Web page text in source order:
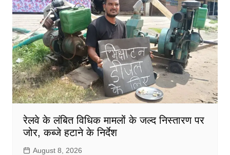
रेलवे के लंबित विधिक मामलों के जल्द निस्तारण पर
जोर, कब्जे हटाने के निर्देश
August 8, 2026